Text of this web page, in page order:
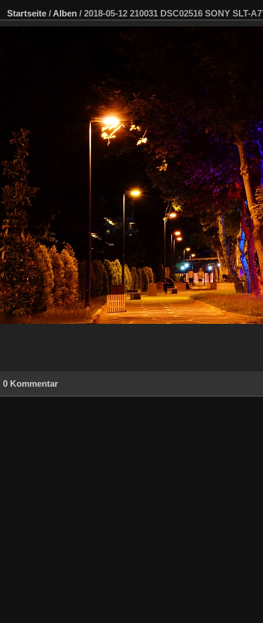
Startseite / Alben / 2018-05-12 210031 DSC02516 SONY SLT-
0 Kommentar